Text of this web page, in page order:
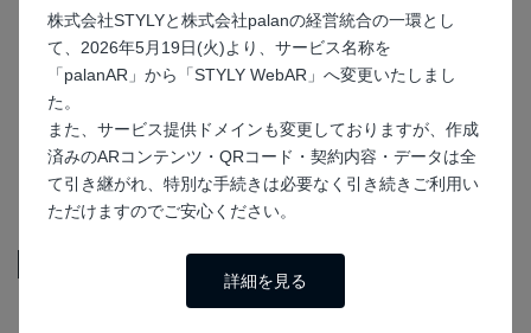
株式会社STYLYと株式会社palanの経営統合の一環とし
て、2026年5月19日(火)より、サービス名称を
「palanAR」から「STYLY WebAR」へ変更いたしまし
た。
また、サービス提供ドメインも変更しておりますが、作成
済みのARコンテンツ・QRコード・契約内容・データは全
て引き継がれ、特別な手続きは必要なく引き続きご利用い
ただけますのでご安心ください。
詳細を見る
識
【プレミアム平面認
識】palanAR紹介
販促
オンラインで展示会
訪問！展示会ブース
積雪の減少がわかる
AR
サンプル一覧に戻る